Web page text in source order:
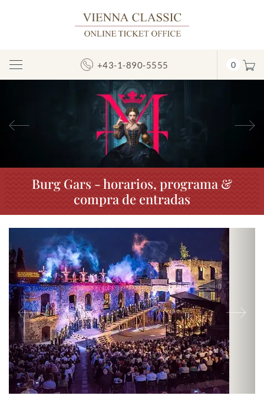
Mostrar/ocultar
la
+43-1-890-5555 0
Anterior
Burg Gars - horarios, programa &
compra de entradas
Previous